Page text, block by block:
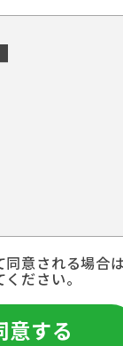
意される場合
ださい。
意する